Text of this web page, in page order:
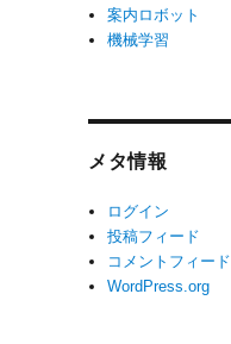
案内ロボット
機械学習
メタ情報
ログイン
投稿フィード
コメントフィード
WordPress.org